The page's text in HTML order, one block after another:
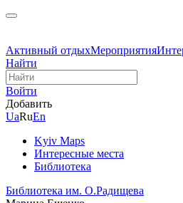
Активный отдыхМероприятия
Найти
Войти
Добавить
UaRuEn
Kyiv Maps
Интересные места
Библиотека
Библиотека им. О.Радищева